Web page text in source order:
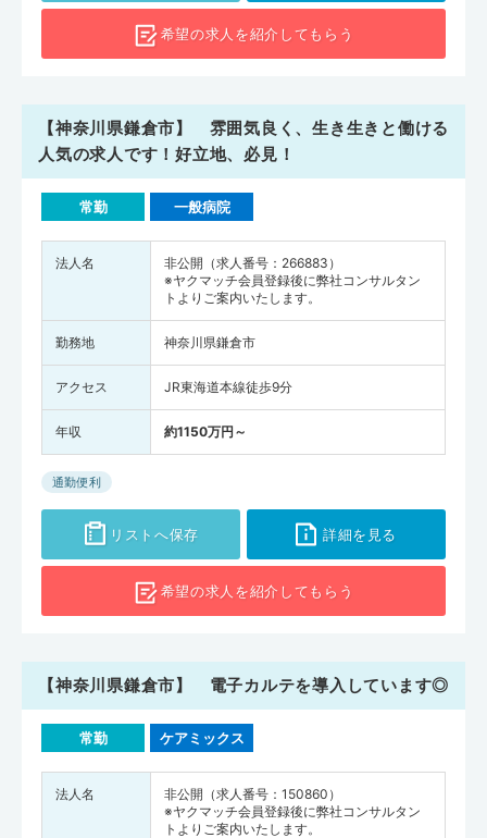
希望の求人を紹介してもらう
【神奈川県鎌倉市】 雰囲気良く、生き生きと働ける
人気の求人です！好立地、必見！
常勤 一般病院
法人名
非公開（求人番号：266883）
※ヤクマッチ会員登録後に弊社コンサルタン
トよりご案内いたします。
勤務地 神奈川県鎌倉市
アクセス JR東海道本線徒歩9分
年収 約1150万円～
通勤便利
リストへ保存 詳細を見る
希望の求人を紹介してもらう
【神奈川県鎌倉市】 電子カルテを導入しています◎
常勤 ケアミックス
法人名
非公開（求人番号：150860）
※ヤクマッチ会員登録後に弊社コンサルタン
トよりご案内いたします。